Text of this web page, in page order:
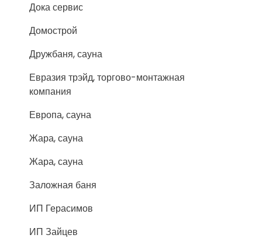
Дока сервис
Домострой
Дружбаня, сауна
Евразия трэйд, торгово-монтажная
компания
Европа, сауна
Жара, сауна
Жара, сауна
Заложная баня
ИП Герасимов
ИП Зайцев